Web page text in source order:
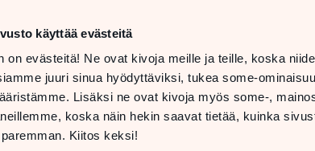
käyttää evästeitä
on evästeitä! Ne ovat kivoja meille ja teille, koska
juuri sinua hyödyttäviksi, tukea some-
Lisäksi ne ovat kivoja myös some-,
koska näin hekin saavat tietää, kuinka
Kiitos keksi!
RAVINTOLAT LAHJAKORTTI